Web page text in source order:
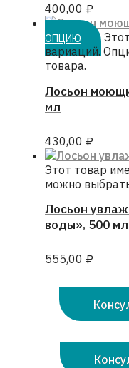
400,00 ₽
ОПЦИЮ
вариаций.
товара.
Лосьон
мл
430,00 ₽
Этот товар
можно
Лосьон
воды», 500 мл
555,00 ₽